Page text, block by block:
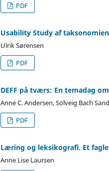
PDF
Usability Study af
Ulrik Sørensen
PDF
DEFF på tværs: En temadag
Anne C. Andersen, Solveig Bach
PDF
Læring og leksikografi. Et
Anne Lise Laursen